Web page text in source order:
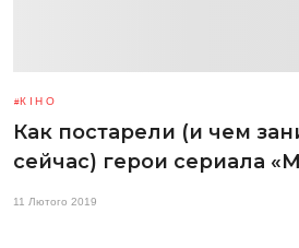
КІНО
Как постарели (и чем
сейчас) герои сериала
11 Лютого 2019